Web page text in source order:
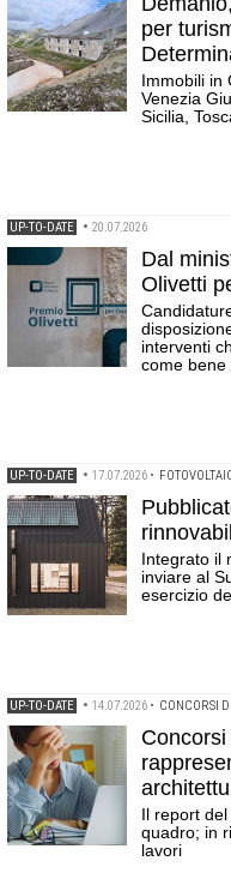
per
Immobili in
Venezia
Sicilia,
UP-TO-DATE • 20.07.2026
Dal
Olivetti
interventi
come bene
UP-TO-DATE • 17.07.2026 •
Integrato il
inviare al
esercizio
UP-TO-DATE • 14.07.2026 • CONCORSI
Il report
quadro; in
lavori